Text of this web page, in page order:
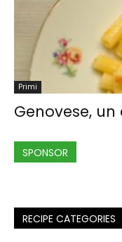
Primi
Genovese,
SPONSOR
RECIPE CATEGORIES